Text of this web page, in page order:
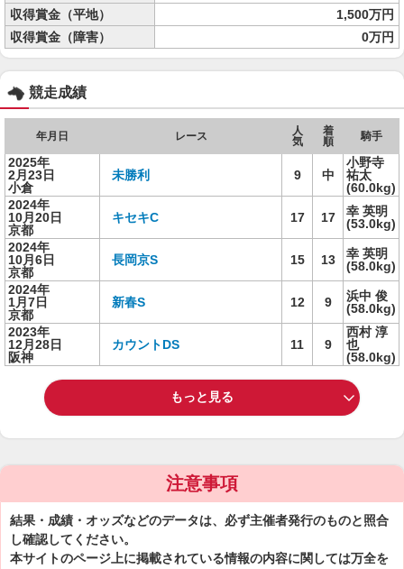
収得賞金（平地）
1,500万円
収得賞金（障害）
0万円
競走成績
年月日 レース
人
気
着
順
騎手
2025年
2月23日
小倉
未勝利 9 中
小野寺
祐太
(60.0kg)
2024年
10月20日
京都
キセキC 17 17
幸 英明
(53.0kg)
2024年
10月6日
京都
長岡京S 15 13
幸 英明
(58.0kg)
2024年
1月7日
京都
新春S 12 9
浜中 俊
(58.0kg)
2023年
12月28日
阪神
カウントDS 11 9
西村 淳
也
(58.0kg)
もっと見る
注意事項
結果・成績・オッズなどのデータは、必ず主催者発行のものと照合
し確認してください。
本サイトのページ上に掲載されている情報の内容に関しては万全を